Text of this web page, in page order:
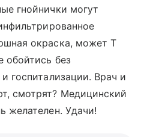
гнойнички могут
окраска, может Т
обойтись без
госпитализации. Врач и
смотрят? Медицинский
желателен. Удачи!